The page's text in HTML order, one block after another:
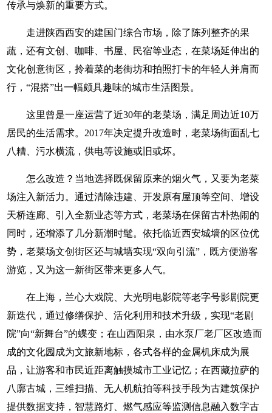
传承与焕新的重要方式。
走进陕西西安的建国门综合市场，除了陈列整齐的果
蔬，还有文创、咖啡、书屋、民宿等业态，在菜场延伸出的
文化创意街区，拎着菜的老街坊和拍照打卡的年轻人并肩而
行，“混搭”出一幅颇具趣味的城市生活图景。
这里曾是一座运营了近30年的老菜场，满足周边近10万
居民的生活需求。2017年决定提升改造时，老菜场街面乱七
八糟、污水横流，供电等设施或旧或坏。
怎么改造？当地选择既保留原来的烟火气，又要为老菜
场注入新活力。通过清除违建、开发原有屋顶等空间、增设
天桥连廊、引入全新业态等方式，老菜场在保留古朴热闹的
同时，还增添了几分新潮时髦。依托临近西安城墙的区位优
势，老菜场文创街区还与城墙实现“双向引流”，既方便游客
游览，又为这一新街区带来更多人气。
在上海，兰心大戏院、大光明电影院等老字号影剧院更
新迭代，通过修缮保护、活化利用和技术升级，实现“老剧
院”向“新舞台”的蝶变；在山西阳泉，由水泵厂老厂区改造而
成的文化园成为文旅新地标，各式各样的金属机床成为展
品，让游客和市民近距离触摸城市工业记忆；在西藏拉萨的
八廓古城，三维扫描、无人机航拍等科技手段为古建筑保护
提供数据支持，智慧路灯、燃气感应等监测信息融入数字古